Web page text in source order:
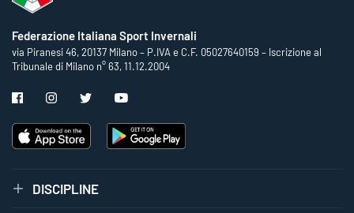
Federazione Italiana Sport Invernali
via Piranesi 46, 20137 Milano – P.IVA e C.F. 05027640159 – Iscrizione al
Tribunale di Milano n° 63, 11.12.2004
DISCIPLINE